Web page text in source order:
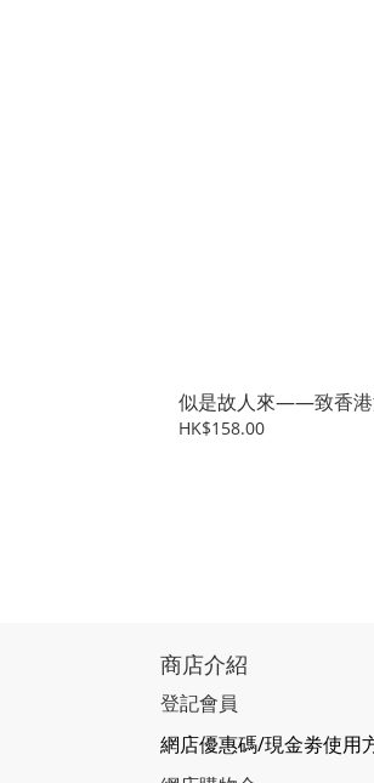
似是故人來——致香港
HK$158.00
商店介紹
登記會員
網店優惠碼/現金劵使用